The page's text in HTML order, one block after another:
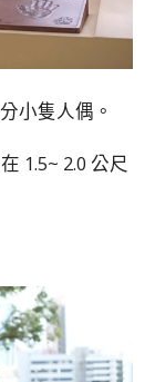
小隻人偶。
1.5~ 2.0 公尺